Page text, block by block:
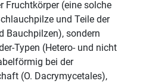
Fruchtkörper (eine solche
und Teile der
Bauchpilzen), sondern
Typen (Hetero- und nicht
bei der
(O. Dacrymycetales),